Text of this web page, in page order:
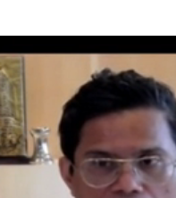
mengalami penurunan
membaik. Direktur
Coverage Ratio
Likuid terhadap Dana
turut